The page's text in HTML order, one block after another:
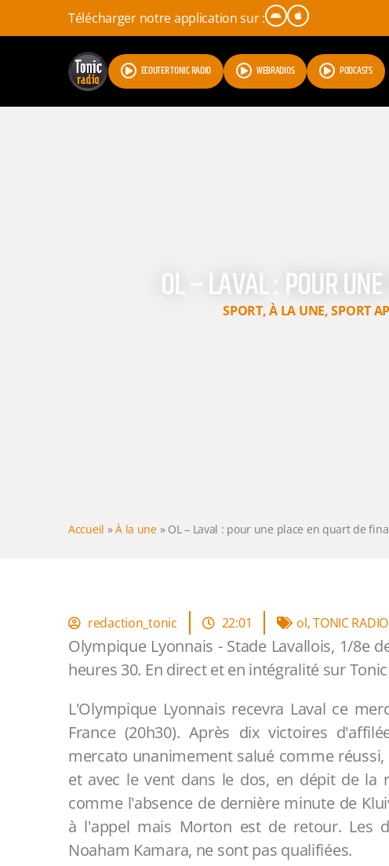
Télécharger notre application sur :
ÉCOUTER TONIC RADIO WEBRADIOS PODCASTS
OL – LAVAL : POUR
SPORT,À LA UNE,SPORT
Accueil »À la une» OL – Laval : pour une place en quart de
redaction_tonic 22:01 ol,TONIC RADIO
Olympique Lyonnais - Stade Lavallois, 1/8e
heures 30. En direct et en intégralité sur
L'Olympique Lyonnais recevra Laval ce
France (20h30). Après dix victoires
mercato unanimement salué comme
et avec le vent dans le dos, en dépit de la
comme l'absence de dernière minute de
à l'appel mais Morton est de retour. Les
Noaham Kamara, ne sont pas qualifiées.